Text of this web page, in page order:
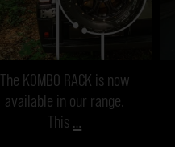
The KOMBO RACK is now
available in our range.
This …